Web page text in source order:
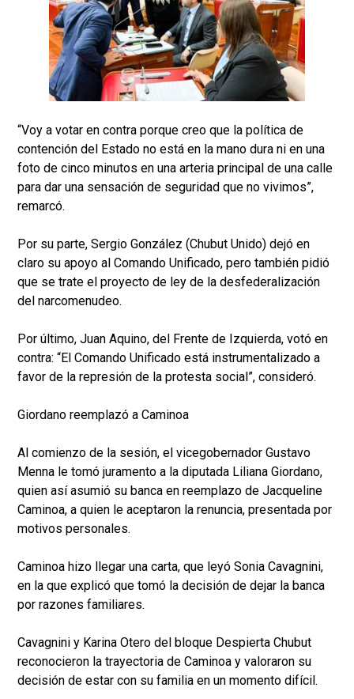
“Voy a votar en contra porque creo que la política de
contención del Estado no está en la mano dura ni en una
foto de cinco minutos en una arteria principal de una calle
para dar una sensación de seguridad que no vivimos”,
remarcó.
Por su parte, Sergio González (Chubut Unido) dejó en
claro su apoyo al Comando Unificado, pero también pidió
que se trate el proyecto de ley de la desfederalización
del narcomenudeo.
Por último, Juan Aquino, del Frente de Izquierda, votó en
contra: “El Comando Unificado está instrumentalizado a
favor de la represión de la protesta social”, consideró.
Giordano reemplazó a Caminoa
Al comienzo de la sesión, el vicegobernador Gustavo
Menna le tomó juramento a la diputada Liliana Giordano,
quien así asumió su banca en reemplazo de Jacqueline
Caminoa, a quien le aceptaron la renuncia, presentada por
motivos personales.
Caminoa hizo llegar una carta, que leyó Sonia Cavagnini,
en la que explicó que tomó la decisión de dejar la banca
por razones familiares.
Cavagnini y Karina Otero del bloque Despierta Chubut
reconocieron la trayectoria de Caminoa y valoraron su
decisión de estar con su familia en un momento difícil.